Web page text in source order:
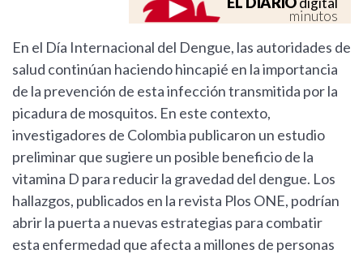
minutos
En el Día Internacional del Dengue, las autoridades de
salud continúan haciendo hincapié en la importancia
de la prevención de esta infección transmitida por la
picadura de mosquitos. En este contexto,
investigadores de Colombia publicaron un estudio
preliminar que sugiere un posible beneficio de la
vitamina D para reducir la gravedad del dengue. Los
hallazgos, publicados en la revista Plos ONE, podrían
abrir la puerta a nuevas estrategias para combatir
esta enfermedad que afecta a millones de personas